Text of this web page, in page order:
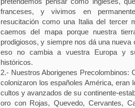
franceses, y vivimos en
resucitación como una Italia del tercer
caemos del mapa porque nuestra
prodigiosos, y siempre nos dá una nueva
eso no cambia a vuestra Europa y
históricos.
2.- Nuestros Aborigenes Precolombinos:
colonizaron los españoles América, eran
cultos y avanzados de su continente-
oro con Rojas, Quevedo, Cervantes,